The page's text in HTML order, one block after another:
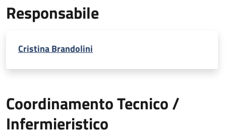
Responsabile
Cristina Brandolini
Coordinamento Tecnico /
Infermieristico